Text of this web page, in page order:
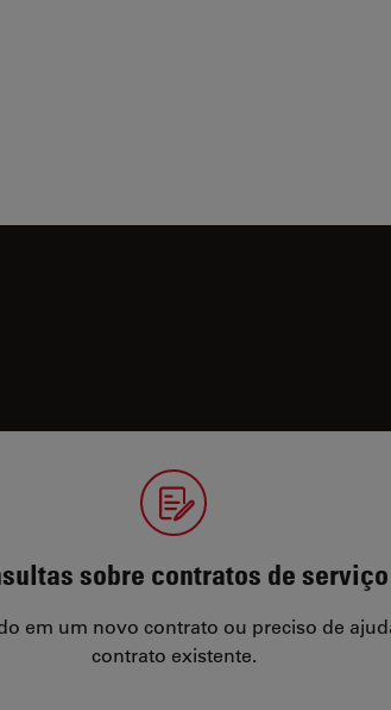
sobre contratos de serviço
em um novo contrato ou preciso de
contrato existente.